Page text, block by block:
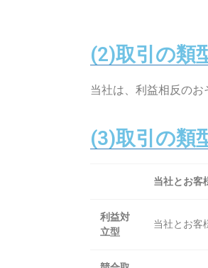
(2)取引の類
当社は、利益相反のお
(3)取引の類
当社とお客
利益対
立型
当社とお客